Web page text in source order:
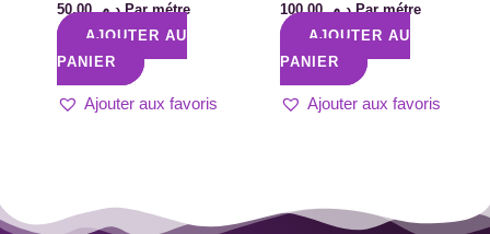
د.م.50,00
Par métre
AJOUTER AU
PANIER
Ajouter aux favoris
د.م.100,00
Par métre
AJOUTER AU
PANIER
Ajouter aux favoris